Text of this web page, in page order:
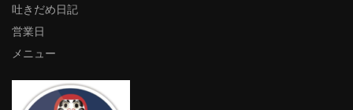
吐きだめ日記
営業日
メニュー